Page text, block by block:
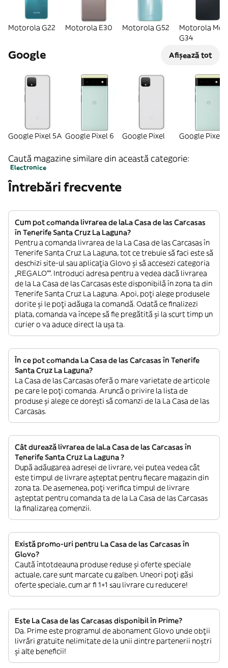
Motorola G22 Motorola E30 Motorola G52
Motorola
G34
Google Afișează tot
Google Pixel 5A Google Pixel 6 Google Pixel Google Pixel
Caută magazine similare din această categorie:
Electronice
Întrebări frecvente
Cum pot comanda livrarea de laLa Casa de las Carcasas
în Tenerife Santa Cruz La Laguna?
Pentru a comanda livrarea de la La Casa de las Carcasas în
Tenerife Santa Cruz La Laguna, tot ce trebuie să faci este să
deschizi site-ul sau aplicația Glovo și să accesezi categoria
„REGALO””. Introduci adresa pentru a vedea dacă livrarea
de la La Casa de las Carcasas este disponibilă în zona ta din
Tenerife Santa Cruz La Laguna. Apoi, poți alege produsele
dorite și le poți adăuga la comandă. Odată ce finalizezi
plata, comanda va începe să fie pregătită și la scurt timp un
curier o va aduce direct la ușa ta.
În ce pot comanda La Casa de las Carcasas în Tenerife
Santa Cruz La Laguna?
La Casa de las Carcasas oferă o mare varietate de articole
pe care le poți comanda. Aruncă o privire la lista de
produse și alege ce dorești să comanzi de la La Casa de las
Carcasas.
Cât durează livrarea de laLa Casa de las Carcasas în
Tenerife Santa Cruz La Laguna ?
După adăugarea adresei de livrare, vei putea vedea cât
este timpul de livrare așteptat pentru fiecare magazin din
zona ta. De asemenea, poți verifica timpul de livrare
așteptat pentru comanda ta de la La Casa de las Carcasas
la finalizarea comenzii.
Există promo-uri pentru La Casa de las Carcasas în
Glovo?
Caută întotdeauna produse reduse și oferte speciale
actuale, care sunt marcate cu galben. Uneori poți găsi
oferte speciale, cum ar fi 1+1 sau livrare cu reducere!
Este La Casa de las Carcasas disponibil în Prime?
Da. Prime este programul de abonament Glovo unde obții
livrări gratuite nelimitate de la unii dintre partenerii noștri
și alte beneficii!